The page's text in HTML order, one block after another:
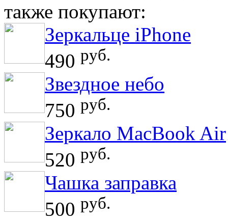
также покупают:
Зеркальце iPhone
490 руб.
Звездное небо
750 руб.
Зеркало MacBook Air
520 руб.
Чашка заправка
500 руб.